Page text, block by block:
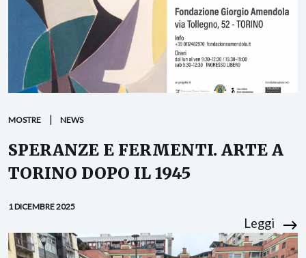
MOSTRE NEWS
SPERANZE E FERMENTI. ARTE A
TORINO DOPO IL 1945
1 DICEMBRE 2025
Leggi